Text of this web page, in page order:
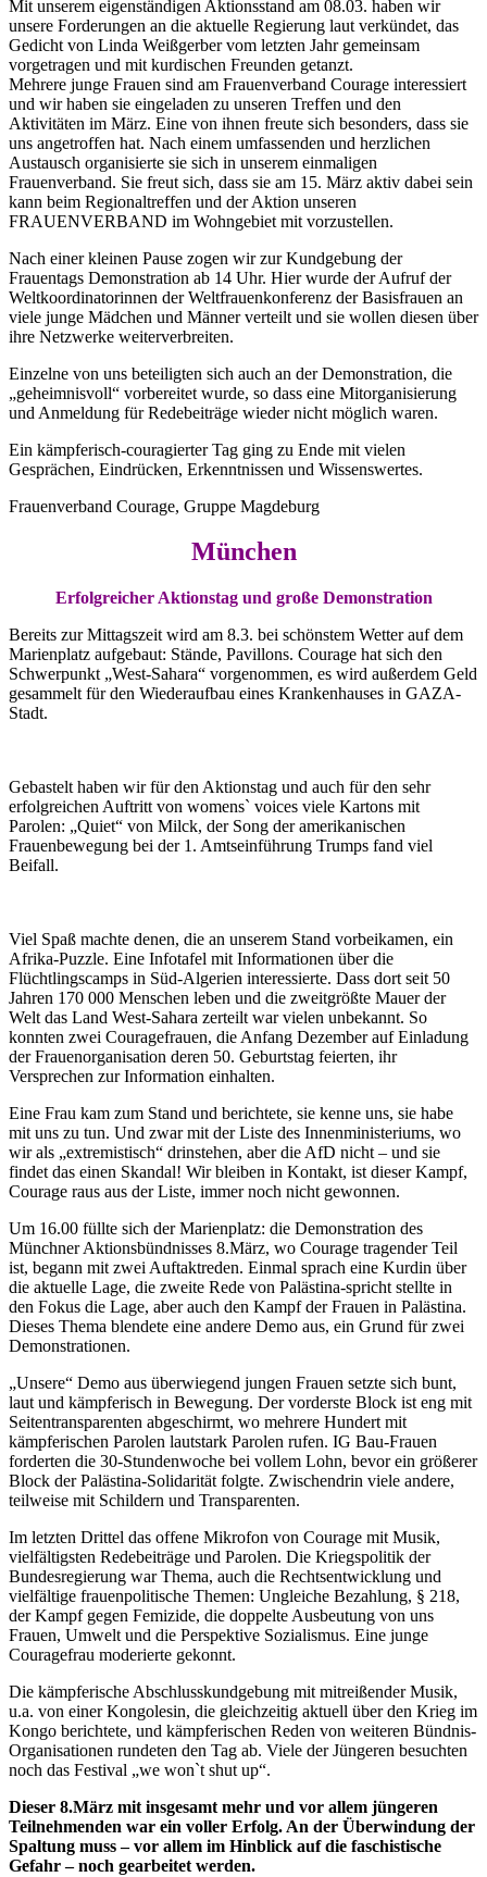
Mit unserem eigenständigen Aktionsstand am 08.03. haben wir
unsere Forderungen an die aktuelle Regierung laut verkündet, das
Gedicht von Linda Weißgerber vom letzten Jahr gemeinsam
vorgetragen und mit kurdischen Freunden getanzt.
Mehrere junge Frauen sind am Frauenverband Courage interessiert
und wir haben sie eingeladen zu unseren Treffen und den
Aktivitäten im März. Eine von ihnen freute sich besonders, dass sie
uns angetroffen hat. Nach einem umfassenden und herzlichen
Austausch organisierte sie sich in unserem einmaligen
Frauenverband. Sie freut sich, dass sie am 15. März aktiv dabei sein
kann beim Regionaltreffen und der Aktion unseren
FRAUENVERBAND im Wohngebiet mit vorzustellen.
Nach einer kleinen Pause zogen wir zur Kundgebung der
Frauentags Demonstration ab 14 Uhr. Hier wurde der Aufruf der
Weltkoordinatorinnen der Weltfrauenkonferenz der Basisfrauen an
viele junge Mädchen und Männer verteilt und sie wollen diesen über
ihre Netzwerke weiterverbreiten.
Einzelne von uns beteiligten sich auch an der Demonstration, die
„geheimnisvoll“ vorbereitet wurde, so dass eine Mitorganisierung
und Anmeldung für Redebeiträge wieder nicht möglich waren.
Ein kämpferisch-couragierter Tag ging zu Ende mit vielen
Gesprächen, Eindrücken, Erkenntnissen und Wissenswertes.
Frauenverband Courage, Gruppe Magdeburg
München
Erfolgreicher Aktionstag und große Demonstration
Bereits zur Mittagszeit wird am 8.3. bei schönstem Wetter auf dem
Marienplatz aufgebaut: Stände, Pavillons. Courage hat sich den
Schwerpunkt „West-Sahara“ vorgenommen, es wird außerdem Geld
gesammelt für den Wiederaufbau eines Krankenhauses in GAZA-
Stadt.
Gebastelt haben wir für den Aktionstag und auch für den sehr
erfolgreichen Auftritt von womens` voices viele Kartons mit
Parolen: „Quiet“ von Milck, der Song der amerikanischen
Frauenbewegung bei der 1. Amtseinführung Trumps fand viel
Beifall.
Viel Spaß machte denen, die an unserem Stand vorbeikamen, ein
Afrika-Puzzle. Eine Infotafel mit Informationen über die
Flüchtlingscamps in Süd-Algerien interessierte. Dass dort seit 50
Jahren 170 000 Menschen leben und die zweitgrößte Mauer der
Welt das Land West-Sahara zerteilt war vielen unbekannt. So
konnten zwei Couragefrauen, die Anfang Dezember auf Einladung
der Frauenorganisation deren 50. Geburtstag feierten, ihr
Versprechen zur Information einhalten.
Eine Frau kam zum Stand und berichtete, sie kenne uns, sie habe
mit uns zu tun. Und zwar mit der Liste des Innenministeriums, wo
wir als „extremistisch“ drinstehen, aber die AfD nicht – und sie
findet das einen Skandal! Wir bleiben in Kontakt, ist dieser Kampf,
Courage raus aus der Liste, immer noch nicht gewonnen.
Um 16.00 füllte sich der Marienplatz: die Demonstration des
Münchner Aktionsbündnisses 8.März, wo Courage tragender Teil
ist, begann mit zwei Auftaktreden. Einmal sprach eine Kurdin über
die aktuelle Lage, die zweite Rede von Palästina-spricht stellte in
den Fokus die Lage, aber auch den Kampf der Frauen in Palästina.
Dieses Thema blendete eine andere Demo aus, ein Grund für zwei
Demonstrationen.
„Unsere“ Demo aus überwiegend jungen Frauen setzte sich bunt,
laut und kämpferisch in Bewegung. Der vorderste Block ist eng mit
Seitentransparenten abgeschirmt, wo mehrere Hundert mit
kämpferischen Parolen lautstark Parolen rufen. IG Bau-Frauen
forderten die 30-Stundenwoche bei vollem Lohn, bevor ein größerer
Block der Palästina-Solidarität folgte. Zwischendrin viele andere,
teilweise mit Schildern und Transparenten.
Im letzten Drittel das offene Mikrofon von Courage mit Musik,
vielfältigsten Redebeiträge und Parolen. Die Kriegspolitik der
Bundesregierung war Thema, auch die Rechtsentwicklung und
vielfältige frauenpolitische Themen: Ungleiche Bezahlung, § 218,
der Kampf gegen Femizide, die doppelte Ausbeutung von uns
Frauen, Umwelt und die Perspektive Sozialismus. Eine junge
Couragefrau moderierte gekonnt.
Die kämpferische Abschlusskundgebung mit mitreißender Musik,
u.a. von einer Kongolesin, die gleichzeitig aktuell über den Krieg im
Kongo berichtete, und kämpferischen Reden von weiteren Bündnis-
Organisationen rundeten den Tag ab. Viele der Jüngeren besuchten
noch das Festival „we won`t shut up“.
Dieser 8.März mit insgesamt mehr und vor allem jüngeren
Teilnehmenden war ein voller Erfolg. An der Überwindung der
Spaltung muss – vor allem im Hinblick auf die faschistische
Gefahr – noch gearbeitet werden.